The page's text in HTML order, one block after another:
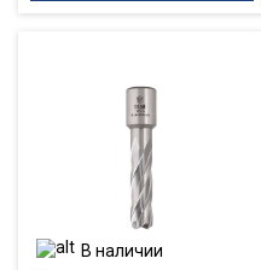
В наличии